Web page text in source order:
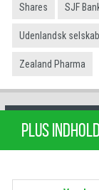
Shares SJF
Udenlandsk selskab
Zealand Pharma
PLUS INDHOLD